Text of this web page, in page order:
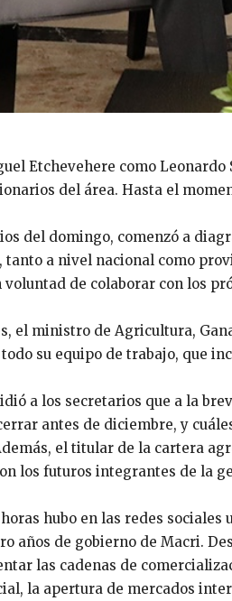
Etchevehere como
del área. Hasta el
del domingo, comenzó a
a nivel nacional como
de colaborar con los
el ministro de Agricultura,
su equipo de trabajo, que
a los secretarios que a la
antes de diciembre, y
el titular de la cartera
los futuros integrantes de la
hubo en las redes
años de gobierno de Macri.
las cadenas de
la apertura de mercados